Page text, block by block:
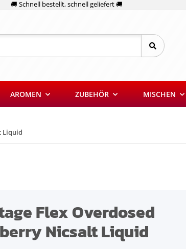
🚚 Schnell bestellt, schnell geliefert 🚚
AROMEN ZUBEHÖR MISCHEN
Liquid
Flex Overdosed
Nicsalt Liquid